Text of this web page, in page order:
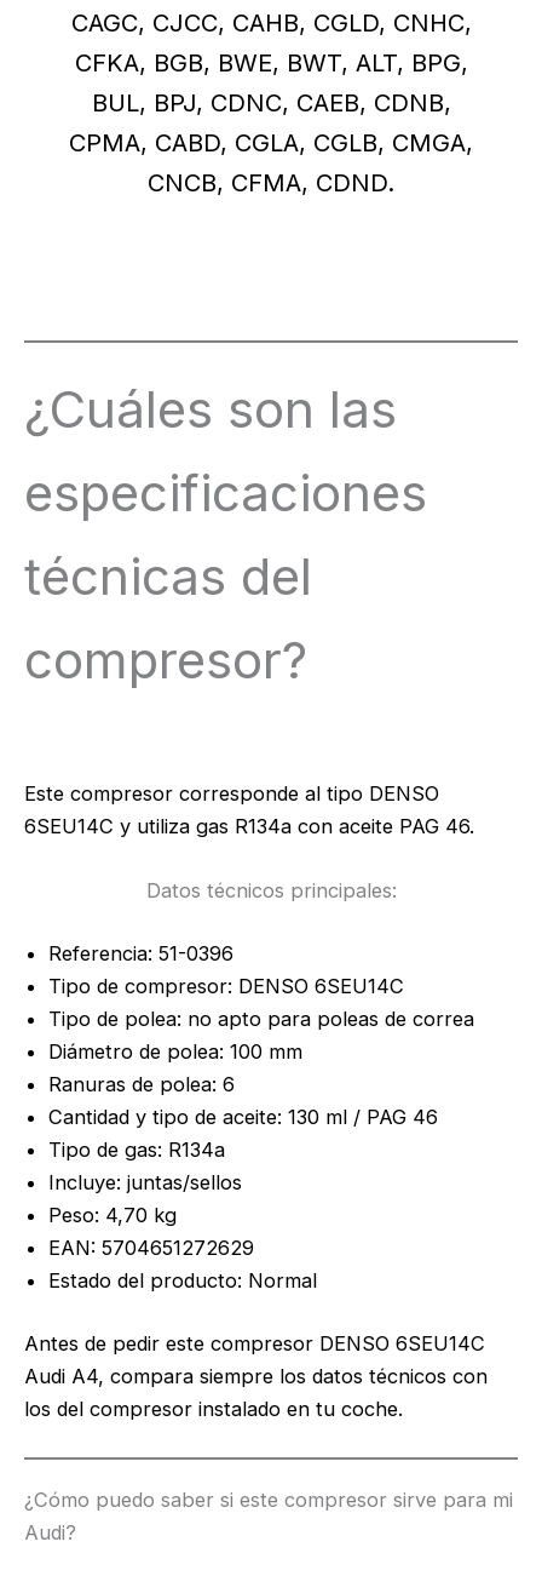
CAGC, CJCC, CAHB, CGLD, CNHC,
CFKA, BGB, BWE, BWT, ALT, BPG,
BUL, BPJ, CDNC, CAEB, CDNB,
CPMA, CABD, CGLA, CGLB, CMGA,
CNCB, CFMA, CDND.
¿Cuáles son las
especificaciones
técnicas del
compresor?
Este compresor corresponde al tipo DENSO
6SEU14C y utiliza gas R134a con aceite PAG 46.
Datos técnicos principales:
Referencia: 51-0396
Tipo de compresor: DENSO 6SEU14C
Tipo de polea: no apto para poleas de correa
Diámetro de polea: 100 mm
Ranuras de polea: 6
Cantidad y tipo de aceite: 130 ml / PAG 46
Tipo de gas: R134a
Incluye: juntas/sellos
Peso: 4,70 kg
EAN: 5704651272629
Estado del producto: Normal
Antes de pedir este compresor DENSO 6SEU14C
Audi A4, compara siempre los datos técnicos con
los del compresor instalado en tu coche.
¿Cómo puedo saber si este compresor sirve para mi
Audi?